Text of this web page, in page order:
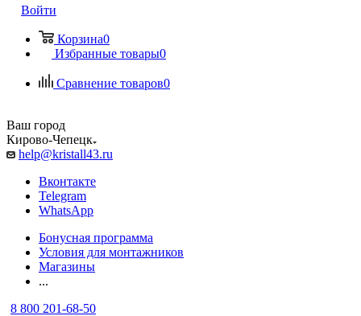
Войти
Корзина0
Избранные товары0
Сравнение товаров0
Ваш город
Кирово-Чепецк
help@kristall43.ru
Вконтакте
Telegram
WhatsApp
Бонусная программа
Условия для монтажников
Магазины
...
8 800 201-68-50